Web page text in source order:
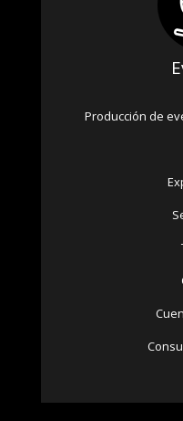
Producción de